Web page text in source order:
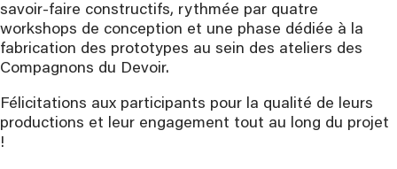
savoir-faire constructifs, rythmée par quatre
workshops de conception et une phase dédiée à la
fabrication des prototypes au sein des ateliers des
Compagnons du Devoir.
Félicitations aux participants pour la qualité de leurs
productions et leur engagement tout au long du projet
!